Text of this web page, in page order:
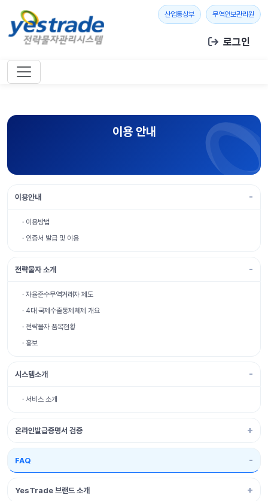
산업통상부새 창 열기무역안보관리원 새
로그인
이용 안내
이용안내
· 이용방법
· 인증서 발급 및 이용
전략물자 소개
· 자율준수무역거래자 제도
· 4대 국제수출통제체제 개요
· 전략물자 품목현황
· 홍보
시스템소개
· 서비스 소개
온라인발급증명서 검증
FAQ
YesTrade 브랜드 소개